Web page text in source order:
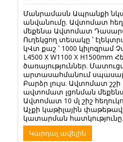
Մանրամասն Ապրանքի
անվանումը. Ավտոմատ
մեքենա Ավտոմատ
Ուղեկցող տեսակը ՝
կՎտ քաշ ՝ 1000 կիլոգրամ
L4500 X W1100 X
ծառայություններ.
արտասահմանում
Բարձր լույս. Ավտոմատ
ավտոմատ լցոնման մեքենա
Ավտոմատ 10 մլ շիշ
Աչքի կաթիլային
կատարման հատկությունը.
Կարդալ ավելին